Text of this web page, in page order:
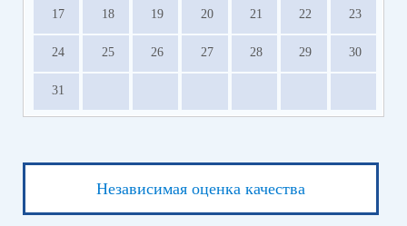
17 18 19 20 21 22 23
24 25 26 27 28 29 30
31
Независимая оценка качества